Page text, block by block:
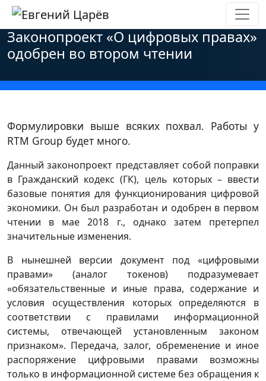
Главная»Новости»Персональные данные
Законопроект «О цифровых правах»
одобрен во втором чтении
Формулировки выше всяких похвал. Работы у
RTM Group будет много.
Данный законопроект представляет собой поправки
в Гражданский кодекс (ГК), цель которых – ввести
базовые понятия для функционирования цифровой
экономики. Он был разработан и одобрен в первом
чтении в мае 2018 г., однако затем претерпел
значительные изменения.
В нынешней версии документ под «цифровыми
правами» (аналог токенов) подразумевает
«обязательственные и иные права, содержание и
условия осуществления которых определяются в
соответствии с правилами информационной
системы, отвечающей установленным законом
признаком». Передача, залог, обременение и иное
распоряжение цифровыми правами возможны
только в информационной системе без обращения к